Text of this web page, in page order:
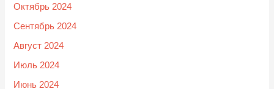
Октябрь 2024
Сентябрь 2024
Август 2024
Июль 2024
Июнь 2024